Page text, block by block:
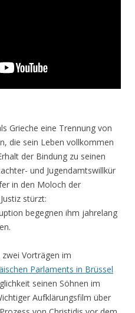
Grieche eine Trennung von
die sein Leben vollkommen
der Bindung zu seinen
und Jugendamtswillkür
in den Moloch der
stürzt:
begegnen ihm jahrelang
Vorträgen im
Parlaments in Brüssel
seinen Söhnen im
Aufklärungsfilm über